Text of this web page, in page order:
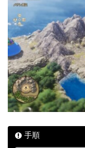
手順